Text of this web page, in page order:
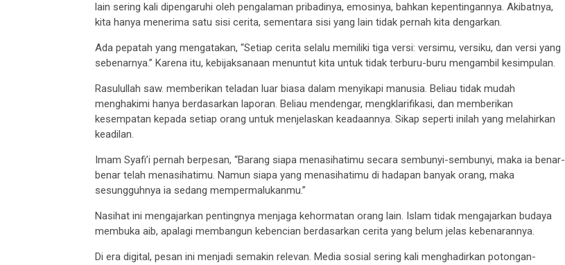
lain sering kali dipengaruhi oleh pengalaman pribadinya, emosinya, bahkan kepentingannya. Akibatnya,
kita hanya menerima satu sisi cerita, sementara sisi yang lain tidak pernah kita dengarkan.
Ada pepatah yang mengatakan, “Setiap cerita selalu memiliki tiga versi: versimu, versiku, dan versi yang
sebenarnya.” Karena itu, kebijaksanaan menuntut kita untuk tidak terburu-buru mengambil kesimpulan.
Rasulullah saw. memberikan teladan luar biasa dalam menyikapi manusia. Beliau tidak mudah
menghakimi hanya berdasarkan laporan. Beliau mendengar, mengklarifikasi, dan memberikan
kesempatan kepada setiap orang untuk menjelaskan keadaannya. Sikap seperti inilah yang melahirkan
keadilan.
Imam Syafi’i pernah berpesan, “Barang siapa menasihatimu secara sembunyi-sembunyi, maka ia benar-
benar telah menasihatimu. Namun siapa yang menasihatimu di hadapan banyak orang, maka
sesungguhnya ia sedang mempermalukanmu.”
Nasihat ini mengajarkan pentingnya menjaga kehormatan orang lain. Islam tidak mengajarkan budaya
membuka aib, apalagi membangun kebencian berdasarkan cerita yang belum jelas kebenarannya.
Di era digital, pesan ini menjadi semakin relevan. Media sosial sering kali menghadirkan potongan-